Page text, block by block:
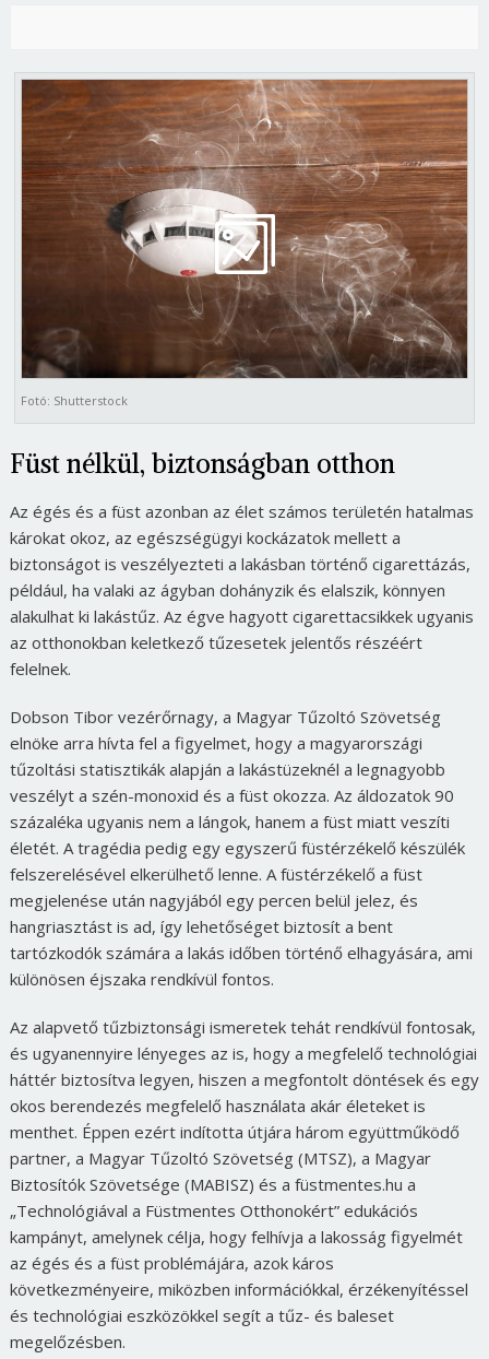
Fotó: Shutterstock
Füst nélkül, biztonságban otthon
Az égés és a füst azonban az élet számos területén hatalmas
károkat okoz, az egészségügyi kockázatok mellett a
biztonságot is veszélyezteti a lakásban történő cigarettázás,
például, ha valaki az ágyban dohányzik és elalszik, könnyen
alakulhat ki lakástűz. Az égve hagyott cigarettacsikkek ugyanis
az otthonokban keletkező tűzesetek jelentős részéért
felelnek.
Dobson Tibor vezérőrnagy, a Magyar Tűzoltó Szövetség
elnöke arra hívta fel a figyelmet, hogy a magyarországi
tűzoltási statisztikák alapján a lakástüzeknél a legnagyobb
veszélyt a szén-monoxid és a füst okozza. Az áldozatok 90
százaléka ugyanis nem a lángok, hanem a füst miatt veszíti
életét. A tragédia pedig egy egyszerű füstérzékelő készülék
felszerelésével elkerülhető lenne. A füstérzékelő a füst
megjelenése után nagyjából egy percen belül jelez, és
hangriasztást is ad, így lehetőséget biztosít a bent
tartózkodók számára a lakás időben történő elhagyására, ami
különösen éjszaka rendkívül fontos.
Az alapvető tűzbiztonsági ismeretek tehát rendkívül fontosak,
és ugyanennyire lényeges az is, hogy a megfelelő technológiai
háttér biztosítva legyen, hiszen a megfontolt döntések és egy
okos berendezés megfelelő használata akár életeket is
menthet. Éppen ezért indította útjára három együttműködő
partner, a Magyar Tűzoltó Szövetség (MTSZ), a Magyar
Biztosítók Szövetsége (MABISZ) és a füstmentes.hu a
„Technológiával a Füstmentes Otthonokért” edukációs
kampányt, amelynek célja, hogy felhívja a lakosság figyelmét
az égés és a füst problémájára, azok káros
következményeire, miközben információkkal, érzékenyítéssel
és technológiai eszközökkel segít a tűz- és baleset
megelőzésben.